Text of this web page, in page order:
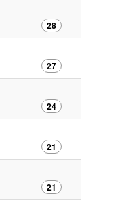
28
27
24
21
21